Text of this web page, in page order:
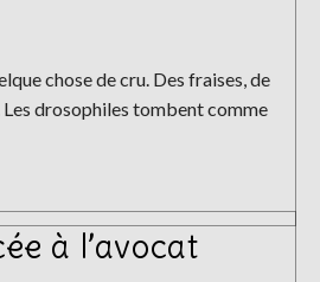
chose de cru. Des fraises, de
Les drosophiles tombent comme
à l’avocat